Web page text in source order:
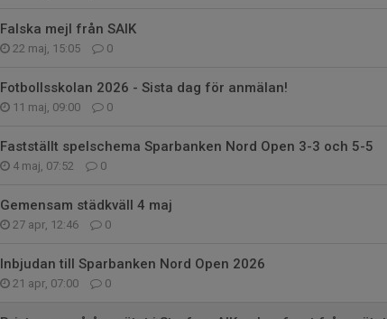
Falska mejl från SAIK
22 maj, 15:05 0
Fotbollsskolan 2026 - Sista dag för anmälan!
11 maj, 09:00 0
Fastställt spelschema Sparbanken Nord Open 3-3 och 5-5
4 maj, 07:52 0
Gemensam städkväll 4 maj
27 apr, 12:46 0
Inbjudan till Sparbanken Nord Open 2026
21 apr, 07:00 0